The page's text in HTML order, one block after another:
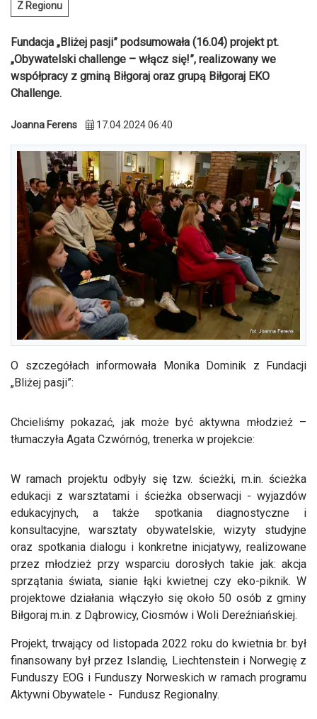
Z Regionu
Fundacja „Bliżej pasji” podsumowała (16.04) projekt pt.
„Obywatelski challenge – włącz się!”, realizowany we
współpracy z gminą Biłgoraj oraz grupą Biłgoraj EKO
Challenge.
Joanna Ferens 17.04.2024 06:40
O szczegółach informowała Monika Dominik z Fundacji
„Bliżej pasji”:
Chcieliśmy pokazać, jak może być aktywna młodzież –
tłumaczyła Agata Czwórnóg, trenerka w projekcie:
W ramach projektu odbyły się tzw. ścieżki, m.in. ścieżka
edukacji z warsztatami i ścieżka obserwacji - wyjazdów
edukacyjnych, a także spotkania diagnostyczne i
konsultacyjne, warsztaty obywatelskie, wizyty studyjne
oraz spotkania dialogu i konkretne inicjatywy, realizowane
przez młodzież przy wsparciu dorosłych takie jak: akcja
sprzątania świata, sianie łąki kwietnej czy eko-piknik. W
projektowe działania włączyło się około 50 osób z gminy
Biłgoraj m.in. z Dąbrowicy, Ciosmów i Woli Dereźniańskiej.
Projekt, trwający od listopada 2022 roku do kwietnia br. był
finansowany był przez Islandię, Liechtenstein i Norwegię z
Funduszy EOG i Funduszy Norweskich w ramach programu
Aktywni Obywatele - Fundusz Regionalny.